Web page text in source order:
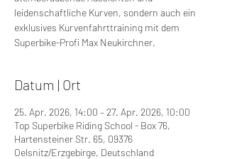
leidenschaftliche Kurven, sondern auch ein
exklusives Kurvenfahrttraining mit dem
Superbike-Profi Max Neukirchner.
Datum | Ort
25. Apr. 2026, 14:00 – 27. Apr. 2026, 10:00
Top Superbike Riding School - Box 76,
Hartensteiner Str. 65, 09376
Oelsnitz/Erzgebirge, Deutschland